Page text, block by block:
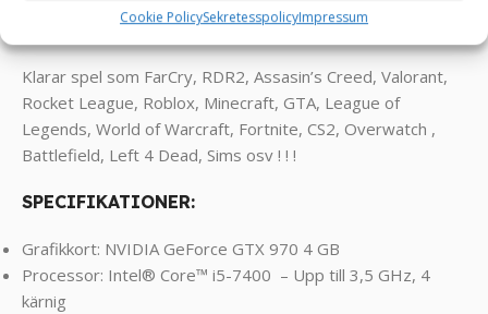
Cookie PolicySekretesspolicyImpressum
spelupplevelse för många användare.
Klarar spel som FarCry, RDR2, Assasin’s Creed, Valorant,
Rocket League, Roblox, Minecraft, GTA, League of
Legends, World of Warcraft, Fortnite, CS2, Overwatch ,
Battlefield, Left 4 Dead, Sims osv ! ! !
SPECIFIKATIONER:
Grafikkort: NVIDIA GeForce GTX 970 4 GB
Processor: Intel® Core™ i5-7400 – Upp till 3,5 GHz, 4
kärnig